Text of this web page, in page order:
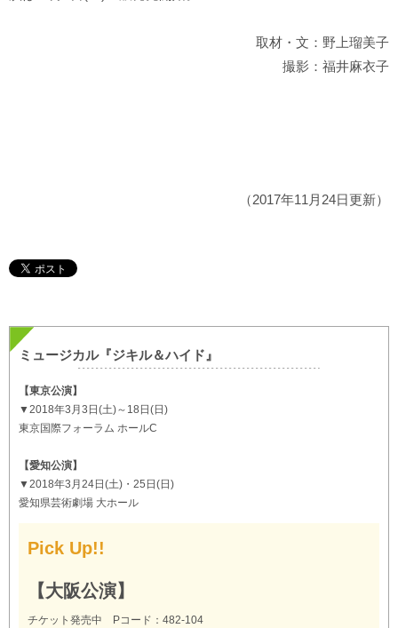
取材・文：野上瑠美子
撮影：福井麻衣子
（2017年11月24日更新）
ミュージカル『ジキル＆ハイド』
【東京公演】
▼2018年3月3日(土)～18日(日)
東京国際フォーラム ホールC
【愛知公演】
▼2018年3月24日(土)・25日(日)
愛知県芸術劇場 大ホール
Pick Up!!
【大阪公演】
チケット発売中 Pコード：482-104